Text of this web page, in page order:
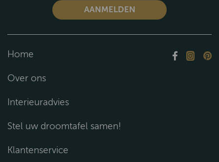
Home
Over ons
Interieuradvies
Stel uw droomtafel samen!
Klantenservice